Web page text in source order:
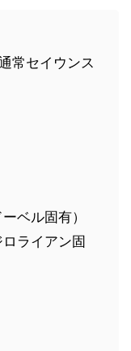
常セイウンス
ベル固有）
ライアン固